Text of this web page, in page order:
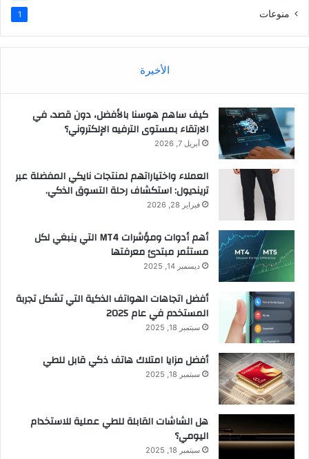
منوعات 1
الأخيرة
كيف ساهم هوسنا بالأفضل، دون قصد، في
الارتقاء بمستوى الترفيه الإلكتروني؟
أبريل 7, 2026
العملاء واختياراتهم لمنتجات نايكي المفضلة عبر
ترينديول: استكشاف رحلة التسوق الذكي.
فبراير 28, 2026
أهم أدوات ومؤشرات MT4 التي ينبغي لكل
مستثمر مبتدئ معرفتها
ديسمبر 14, 2025
أفضل اتجاهات الهواتف الذكية التي تشكل تجربة
المستخدم في عام 2025
سبتمبر 18, 2025
أفضل مزايا امتلاك هاتف ذكي قابل للطي
سبتمبر 18, 2025
هل الشاشات القابلة للطي عملية للاستخدام
اليومي؟
سبتمبر 18, 2025